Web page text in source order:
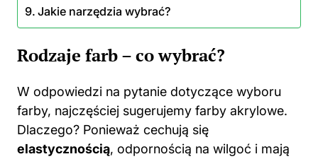
Jakie narzędzia wybrać?
Rodzaje farb – co wybrać?
W odpowiedzi na pytanie dotyczące wyboru
farby, najczęściej sugerujemy farby akrylowe.
Dlaczego? Ponieważ cechują się
elastycznością, odpornością na wilgoć i mają